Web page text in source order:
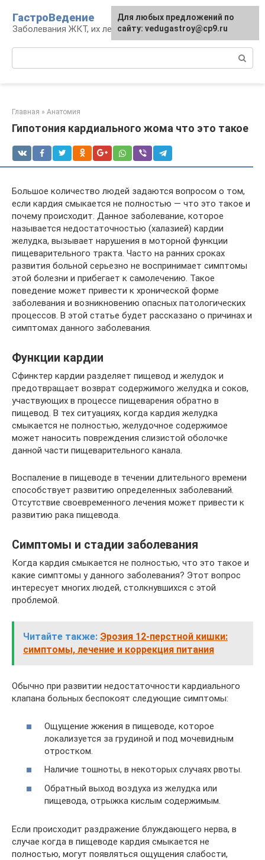
контенту
ГастроВедение
Заболевания ЖКТ, их лечение и профилактика
Главная » Анатомия
Гипотония кардиального жома что это такое
Большое количество людей задаются вопросом о том,
если кардия смыкается не полностью — что это такое и
почему происходит. Данное заболевание, которое
называется недостаточностью (халазией) кардии
желудка, вызывает нарушения в моторной функции
пищеварительного тракта. Часто на ранних сроках
развития больной серьезно не воспринимает симптомы
этой болезни и прибегает к самолечению. Такое
поведение может привести к хронической форме
заболевания и возникновению опасных патологических
процессов. В этой статье будет рассказано о причинах и
симптомах данного заболевания.
Функции кардии
Сфинктер кардии разделяет пищевод и желудок и
предотвращает возврат содержимого желудка и соков,
участвующих в процессе пищеварения обратно в
пищевод. В тех ситуациях, когда кардия желудка
смыкается не полностью, желудочное содержимое
может наносить повреждения слизистой оболочке
данной части пищеварительного канала.
Воспаление в пищеводе в течении длительного времени
способствует развитию определенных заболеваний.
Отсутствие своевременного лечения может привести к
развитию рака пищевода.
Симптомы и стадии заболевания
Когда кардия смыкается не полностью, что это такое и
какие симптомы у данного заболевания? Этот вопрос
интересует многих людей, столкнувшихся с этой
проблемой.
Читайте также: Эрозия 12-перстной кишки:
симптомы, лечение и коррекция питания
Обычно при развитии недостаточности кардиального
клапана больных беспокоят следующие симптомы:
Ощущение жжения в пищеводе, которое
локализуется за грудиной и под мочевидным
отростком.
Наличие тошноты, в некоторых случаях рвоты.
Обратный выход воздуха из желудка или
пищевода, отрыжка кислым содержимым.
Если происходит раздражение блуждающего нерва, в
случае когда в пищеводе кардия смыкается не
полностью, могут появляться ощущения слабости,
Для любых предложений по
сайту: vedugastroy@cp9.ru